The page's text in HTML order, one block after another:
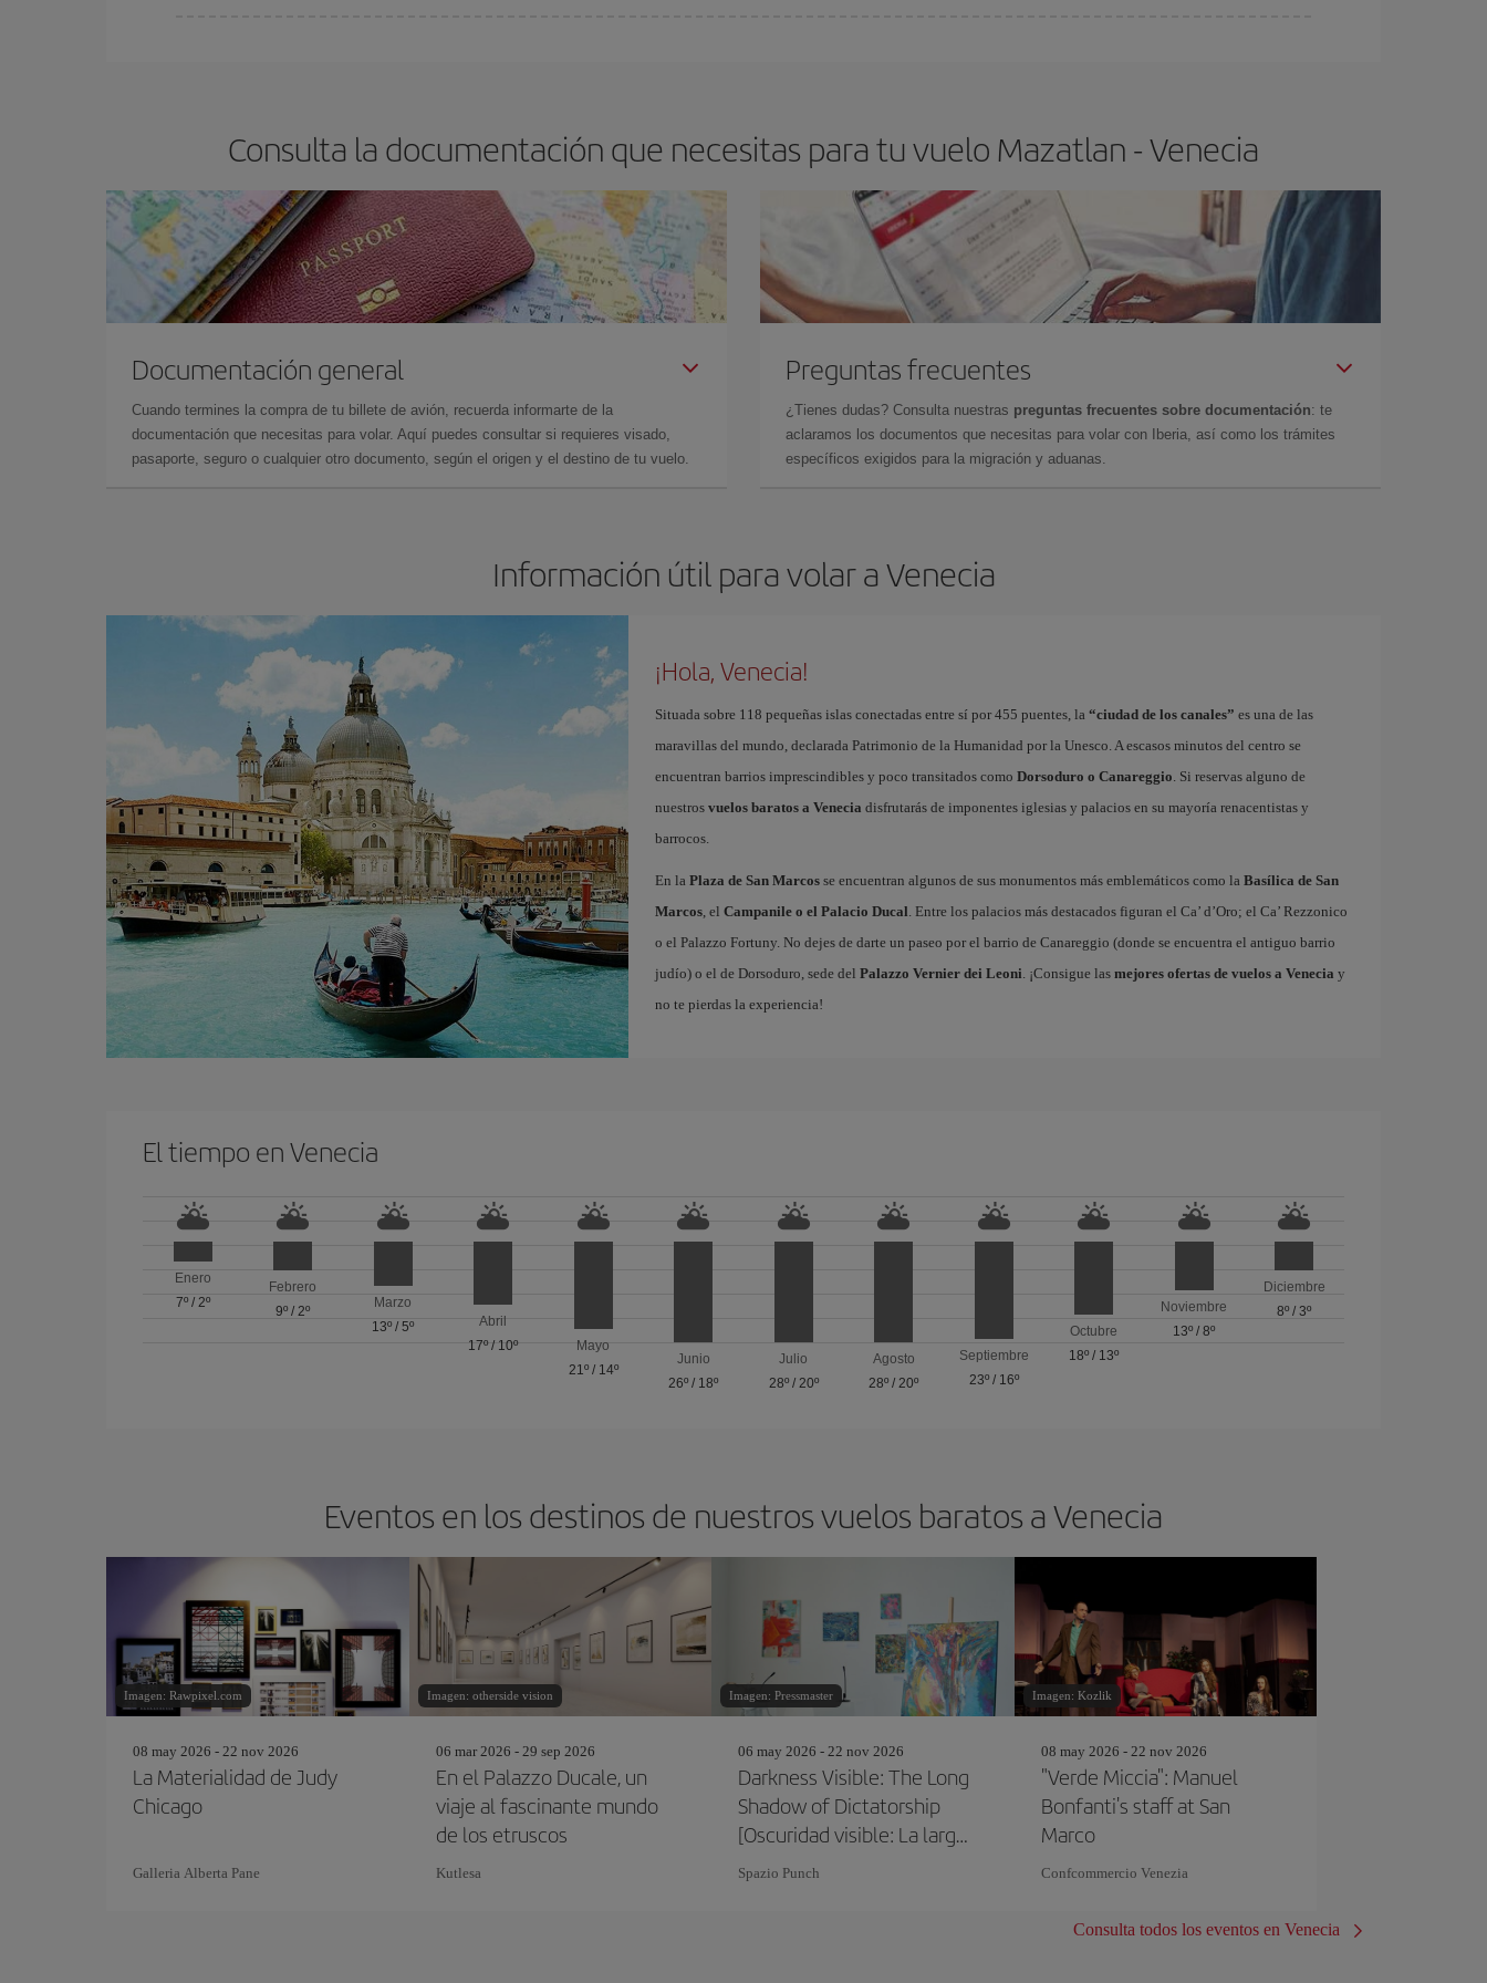
Consulta la documentación que necesitas para tu vuelo Mazatlan - Venecia
Documentación general
Cuando termines la compra de tu billete de avión, recuerda informarte de la
documentación que necesitas para volar. Aquí puedes consultar si requieres visado,
pasaporte, seguro o cualquier otro documento, según el origen y el destino de tu vuelo.
Preguntas frecuentes
¿Tienes dudas? Consulta nuestras preguntas frecuentes sobre documentación: te
aclaramos los documentos que necesitas para volar con Iberia, así como los trámites
específicos exigidos para la migración y aduanas.
Información útil para volar a Venecia
¡Hola, Venecia!
Situada sobre 118 pequeñas islas conectadas entre sí por 455 puentes, la “ciudad de los canales” es una de las
maravillas del mundo, declarada Patrimonio de la Humanidad por la Unesco. A escasos minutos del centro se
encuentran barrios imprescindibles y poco transitados como Dorsoduro o Canareggio. Si reservas alguno de
nuestros vuelos baratos a Venecia disfrutarás de imponentes iglesias y palacios en su mayoría renacentistas y
barrocos.
En la Plaza de San Marcosse encuentran algunos de sus monumentos más emblemáticos como la Basílica de San
Marcos, el Campanile o el Palacio Ducal. Entre los palacios más destacados figuran el Ca’ d’Oro; el Ca’ Rezzonico
o el Palazzo Fortuny. No dejes de darte un paseo por el barrio de Canareggio (donde se encuentra el antiguo barrio
judío) o el de Dorsoduro, sede del Palazzo Vernier dei Leoni. ¡Consigue las mejores ofertas de vuelos a Venecia y
no te pierdas la experiencia!
El tiempo en Venecia
Enero
7º/ 2º
Febrero
9º /2º
Marzo
13º /5º
Abril
17º/ 10º
Mayo
21º/ 14º
Junio
26º / 18º
Julio
28º/ 20º
Agosto
28º /20º
Septiembre
23º/ 16º
Octubre
18º / 13º
Noviembre
13º /8º
Diciembre
8º /3º
Eventos en los destinos de nuestros vuelos baratos a Venecia
Imagen: Rawpixel.com
08 may 2026 - 22 nov 2026
La Materialidad de Judy
Chicago
Galleria Alberta Pane
Imagen: otherside vision
06 mar 2026 - 29 sep 2026
En el Palazzo Ducale, un
viaje al fascinante mundo
de los etruscos
Kutlesa
Imagen: Pressmaster
06 may 2026 - 22 nov 2026
Darkness Visible: The Long
Shadow of Dictatorship
[Oscuridad visible: La larga
sombra de la dictadura]
Spazio Punch
Imagen: Kozlik
08 may 2026 - 22 nov 2026
"Verde Miccia": Manuel
Bonfanti's staff at San
Marco
Confcommercio Venezia
Consulta todos los eventos en Venecia